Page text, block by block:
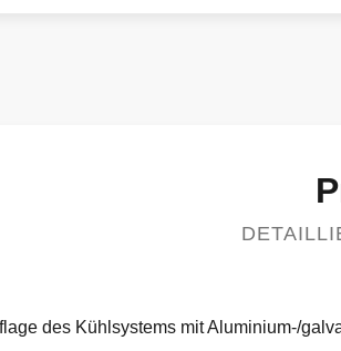
des Kühlsystems mit Aluminium-/